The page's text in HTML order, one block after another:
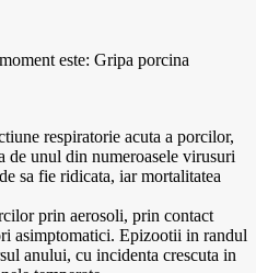
este: Gripa porcina
respiratorie acuta a porcilor,
de unul din numeroasele virusuri
sa fie ridicata, iar mortalitatea
prin aerosoli, prin contact
asimptomatici. Epizootii in randul
anului, cu incidenta crescuta in